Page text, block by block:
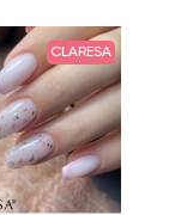
CLARESA